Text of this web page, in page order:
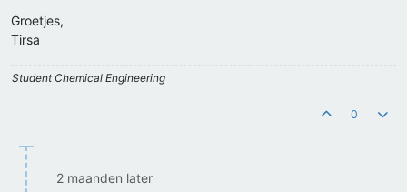
Groetjes,
Tirsa
Student Chemical Engineering
0
2 maanden later